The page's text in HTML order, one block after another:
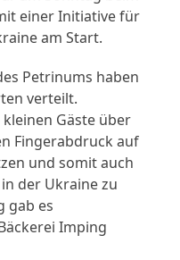
einer Initiative für
am Start.
Petrinums haben
verteilt.
Gäste über
Fingerabdruck auf
und somit auch
der Ukraine zu
gab es
Imping